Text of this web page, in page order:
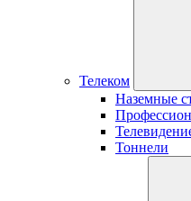
Телеком
Наземные
Тоннели